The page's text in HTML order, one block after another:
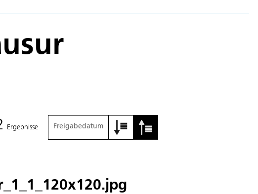
Ergebnisse Freigabedatum